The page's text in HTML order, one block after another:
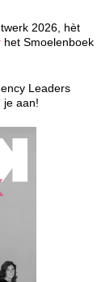
2026, hèt
het Smoelenboek
Leaders
je aan!